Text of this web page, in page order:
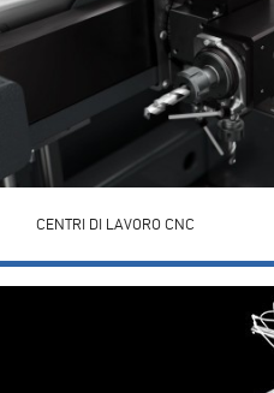
CENTRI DI LAVORO CNC